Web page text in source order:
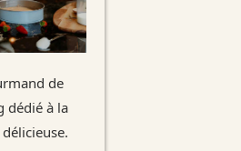
de
dédié à la